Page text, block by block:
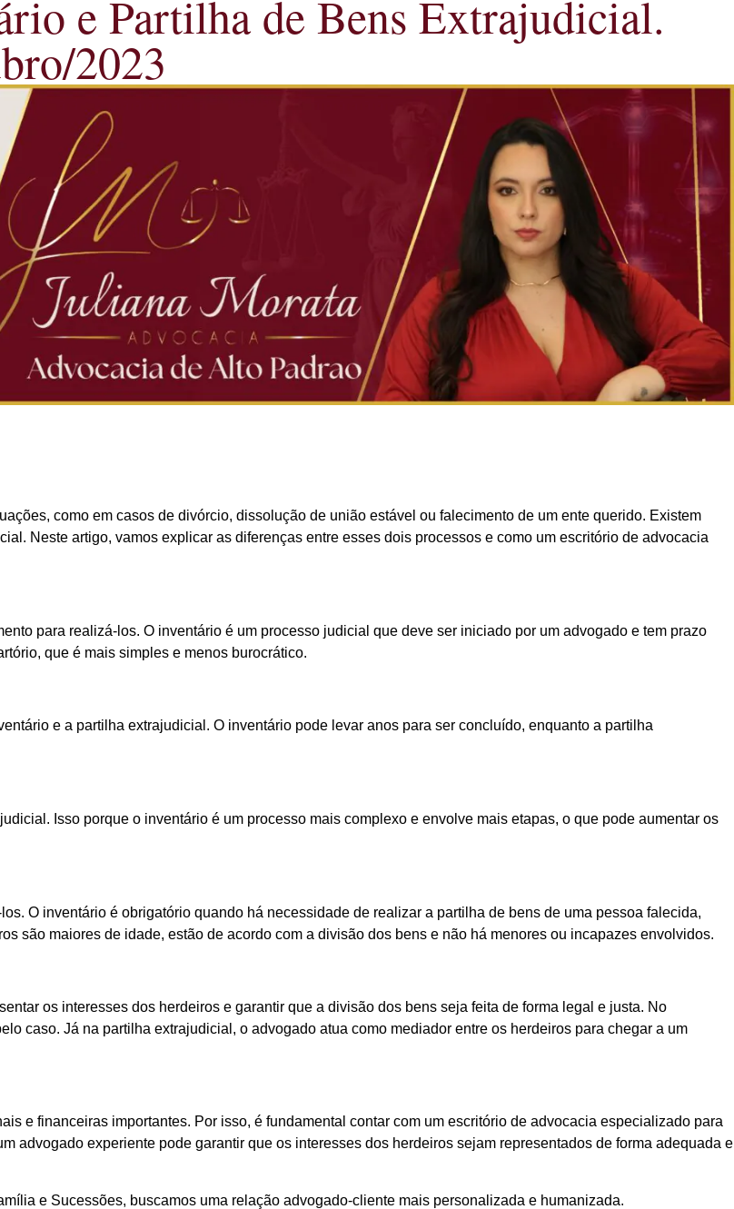
e Partilha de Bens Extrajudicial.
2023
como em casos de divórcio, dissolução de união estável ou falecimento de um ente querido. Existem
Neste artigo, vamos explicar as diferenças entre esses dois processos e como um escritório de advocacia
para realizá-los. O inventário é um processo judicial que deve ser iniciado por um advogado e tem prazo
que é mais simples e menos burocrático.
e a partilha extrajudicial. O inventário pode levar anos para ser concluído, enquanto a partilha
Isso porque o inventário é um processo mais complexo e envolve mais etapas, o que pode aumentar os
O inventário é obrigatório quando há necessidade de realizar a partilha de bens de uma pessoa falecida,
são maiores de idade, estão de acordo com a divisão dos bens e não há menores ou incapazes envolvidos.
os interesses dos herdeiros e garantir que a divisão dos bens seja feita de forma legal e justa. No
caso. Já na partilha extrajudicial, o advogado atua como mediador entre os herdeiros para chegar a um
e financeiras importantes. Por isso, é fundamental contar com um escritório de advocacia especializado para
advogado experiente pode garantir que os interesses dos herdeiros sejam representados de forma adequada e
e Sucessões, buscamos uma relação advogado-cliente mais personalizada e humanizada.